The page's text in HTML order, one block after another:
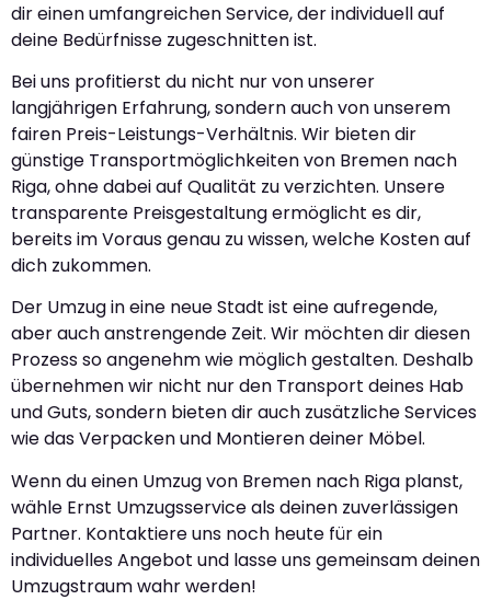
dir einen umfangreichen Service, der individuell auf
deine Bedürfnisse zugeschnitten ist.
Bei uns profitierst du nicht nur von unserer
langjährigen Erfahrung, sondern auch von unserem
fairen Preis-Leistungs-Verhältnis. Wir bieten dir
günstige Transportmöglichkeiten von Bremen nach
Riga, ohne dabei auf Qualität zu verzichten. Unsere
transparente Preisgestaltung ermöglicht es dir,
bereits im Voraus genau zu wissen, welche Kosten auf
dich zukommen.
Der Umzug in eine neue Stadt ist eine aufregende,
aber auch anstrengende Zeit. Wir möchten dir diesen
Prozess so angenehm wie möglich gestalten. Deshalb
übernehmen wir nicht nur den Transport deines Hab
und Guts, sondern bieten dir auch zusätzliche Services
wie das Verpacken und Montieren deiner Möbel.
Wenn du einen Umzug von Bremen nach Riga planst,
wähle Ernst Umzugsservice als deinen zuverlässigen
Partner. Kontaktiere uns noch heute für ein
individuelles Angebot und lasse uns gemeinsam deinen
Umzugstraum wahr werden!